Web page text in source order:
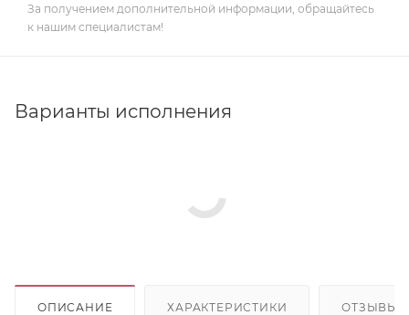
За получением дополнительной информации, обращайтесь
к нашим специалистам!
Варианты исполнения
ОПИСАНИЕ ХАРАКТЕРИСТИКИ ОТЗЫВЫ